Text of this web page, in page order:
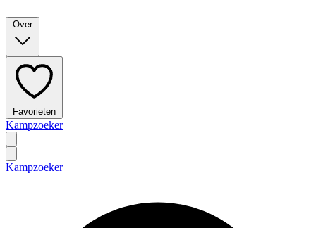
Over
Favorieten
Kampzoeker
Kampzoeker